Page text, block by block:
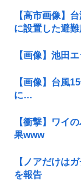
【高市画像】
に設置した避
【画像】池田
【画像】台風
に…
【衝撃】ワイ
果www
【ノアだけは
を報告